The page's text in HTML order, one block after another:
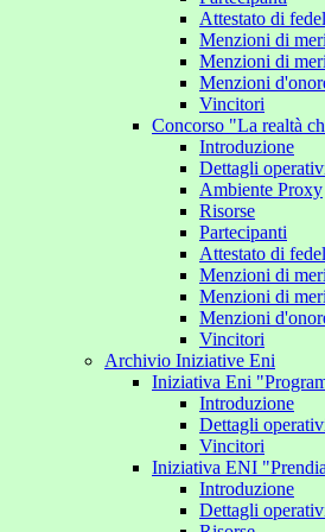
Attestato di
Menzioni di
Menzioni di
Menzioni
Vincitori
Concorso "La realtà
Introduzione
Dettagli
Ambiente Proxy
Risorse
Partecipanti
Attestato di
Menzioni di
Menzioni di
Menzioni
Vincitori
Archivio Iniziative Eni
Iniziativa Eni
Introduzione
Dettagli
Vincitori
Iniziativa ENI
Introduzione
Dettagli